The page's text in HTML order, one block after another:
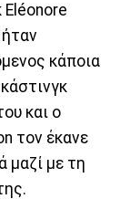
Eléonore
κάποια
και ο
τον έκανε
μαζί με τη